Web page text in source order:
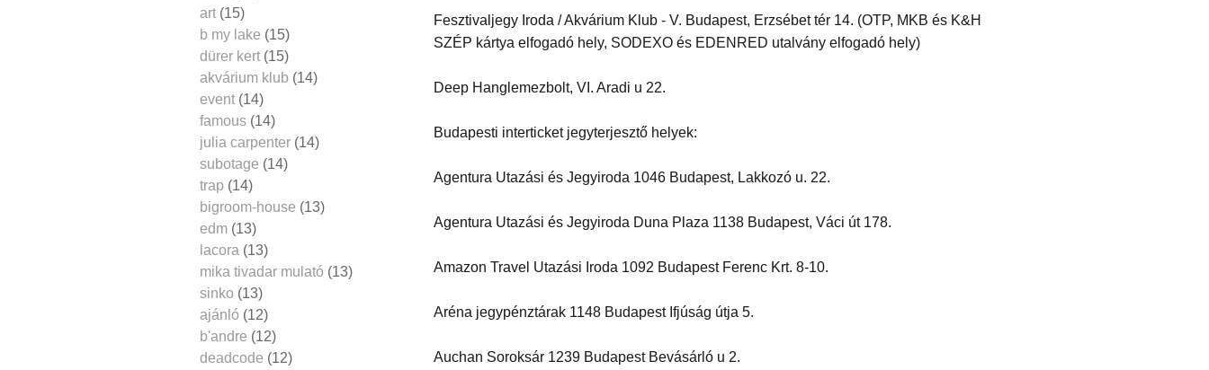
Fesztivaljegy Iroda / Akvárium Klub - V. Budapest, Erzsébet tér 14. (OTP, MKB és K&H
SZÉP kártya elfogadó hely, SODEXO és EDENRED utalvány elfogadó hely)
Deep Hanglemezbolt, VI. Aradi u 22.
Budapesti interticket jegyterjesztő helyek:
Agentura Utazási és Jegyiroda 1046 Budapest, Lakkozó u. 22.
Agentura Utazási és Jegyiroda Duna Plaza 1138 Budapest, Váci út 178.
Amazon Travel Utazási Iroda 1092 Budapest Ferenc Krt. 8-10.
Aréna jegypénztárak 1148 Budapest Ifjúság útja 5.
Auchan Soroksár 1239 Budapest Bevásárló u 2.
art (15)
b my lake (15)
dürer kert (15)
akvárium klub (14)
event (14)
famous (14)
julia carpenter (14)
subotage (14)
trap (14)
bigroom-house (13)
edm (13)
lacora (13)
mika tivadar mulató (13)
sinko (13)
ajánló (12)
b'andre (12)
deadcode (12)